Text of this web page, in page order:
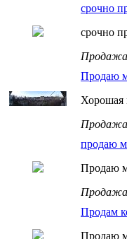
срочно
срочно
Продаю
Хорошая
продаю
Продаю
Продам
Продаю